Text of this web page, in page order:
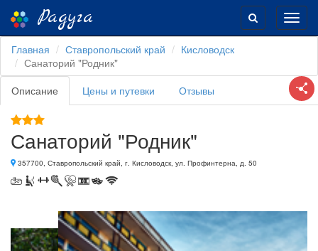
Радуга
Главная Ставропольский край
Кисловодск
Санаторий "Родник"
Описание
Цены и путевки Отзывы
Санаторий "Родник"
357700, Ставропольский край, г. Кисловодск, ул. Профинтерна, д. 50